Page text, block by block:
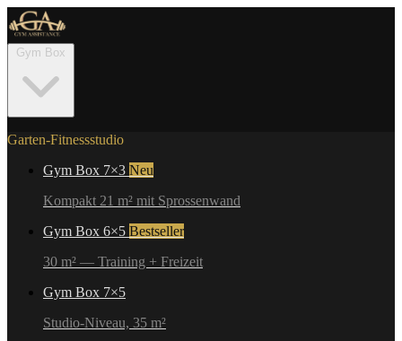
Garten-Fitnessstudio
Gym Box 7×3 Neu
Kompakt 21 m² mit Sprossenwand
Gym Box 6×5 Bestseller
30 m² — Training + Freizeit
Gym Box 7×5
Studio-Niveau, 35 m²